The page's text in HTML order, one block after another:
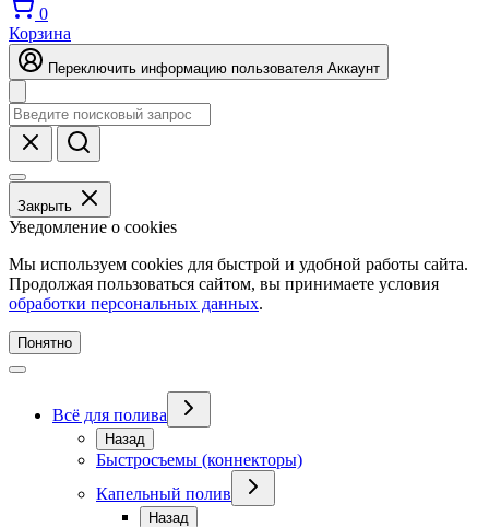
0
Корзина
Переключить информацию пользователя Аккаунт
Закрыть
Уведомление о cookies
Мы используем cookies для быстрой и удобной работы сайта.
Продолжая пользоваться сайтом, вы принимаете условия
обработки персональных данных.
Понятно
Всё для полива
Назад
Быстросъемы (коннекторы)
Капельный полив
Назад